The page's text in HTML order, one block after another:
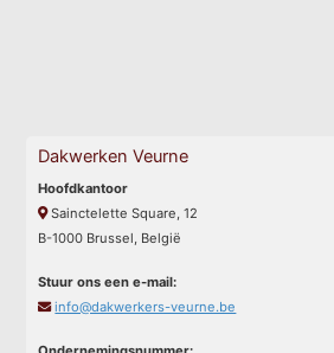
Dakwerken Veurne
Hoofdkantoor
Sainctelette Square, 12
B-1000 Brussel, België
Stuur ons een e-mail:
info@dakwerkers-veurne.be